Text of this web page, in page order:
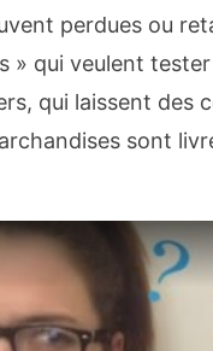
perdues ou
» qui veulent
qui laissent des
sont